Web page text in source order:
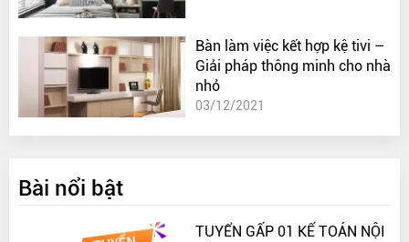
Bàn làm việc kết hợp kệ tivi –
Giải pháp thông minh cho nhà
nhỏ
03/12/2021
Bài nổi bật
TUYỂN GẤP 01 KẾ TOÁN NỘI